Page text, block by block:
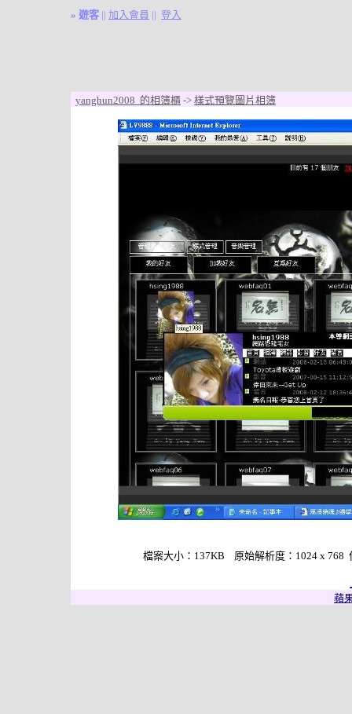
» 遊客 || 加入會員 || 登入
yanghun2008 的相簿櫃 -> 樣式預覽圖片相簿
檔案大小：137KB 原始解析度：1024 x 768
蘋